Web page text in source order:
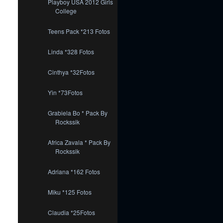
Playboy USA 2012 Girls
College
Teens Pack *213 Fotos
Linda *328 Fotos
Cinthya *32Fotos
Yin *73Fotos
Grabiela Bo * Pack By
Rockssik
Africa Zavala * Pack By
Rockssik
Adriana *162 Fotos
Miku *125 Fotos
Claudia *25Fotos